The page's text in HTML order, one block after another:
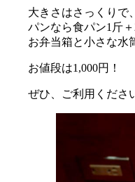
大きさはさっくりで
パンなら食パン1斤＋
お弁当箱と小さな水
お値段は1,000円！
ぜひ、ご利用くださ